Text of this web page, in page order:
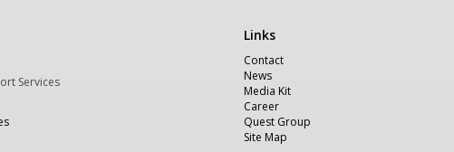
Services
Χρήσιμα
Links
Contact
News
Media Kit
Career
Quest Group
Site Map